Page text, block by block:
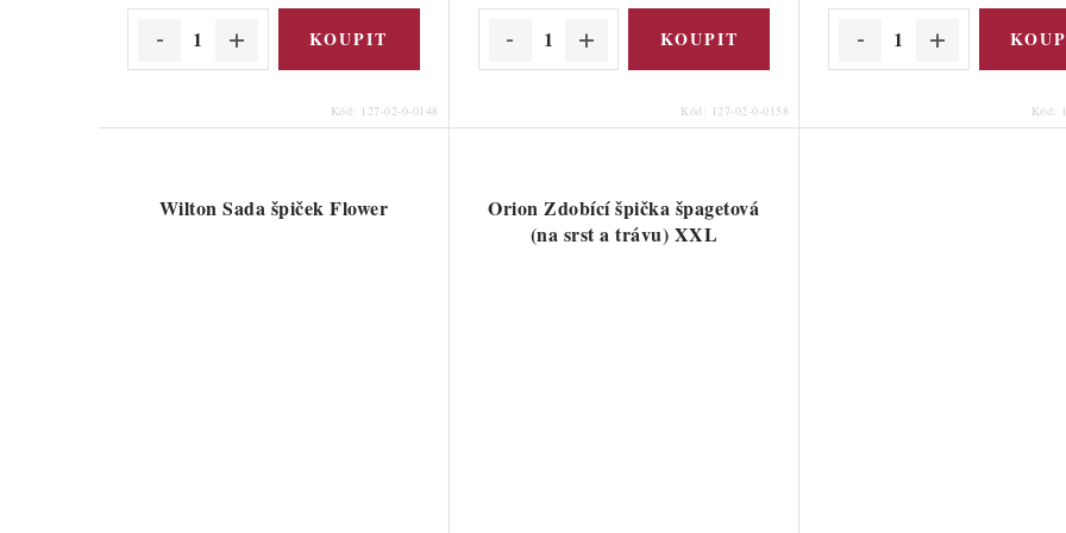
Kód: 127-02-0-0148 Kód: 127-02-0-0158 Kód:
Wilton Sada špiček Flower
Orion Zdobící špička špagetová
(na srst a trávu) XXL